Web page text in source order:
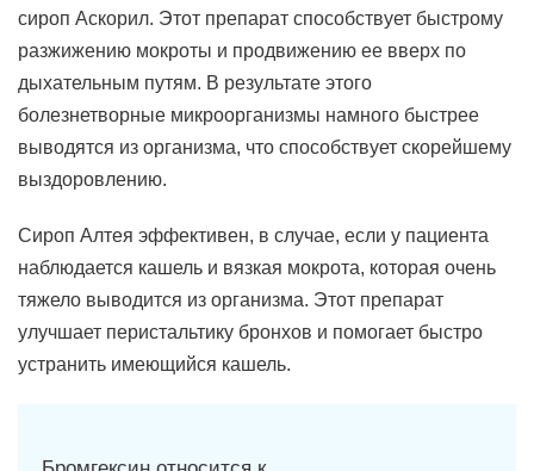
сироп Аскорил. Этот препарат способствует быстрому
разжижению мокроты и продвижению ее вверх по
дыхательным путям. В результате этого
болезнетворные микроорганизмы намного быстрее
выводятся из организма, что способствует скорейшему
выздоровлению.
Сироп Алтея эффективен, в случае, если у пациента
наблюдается кашель и вязкая мокрота, которая очень
тяжело выводится из организма. Этот препарат
улучшает перистальтику бронхов и помогает быстро
устранить имеющийся кашель.